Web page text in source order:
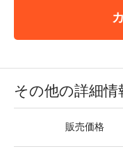
その他の詳細情
販売価格